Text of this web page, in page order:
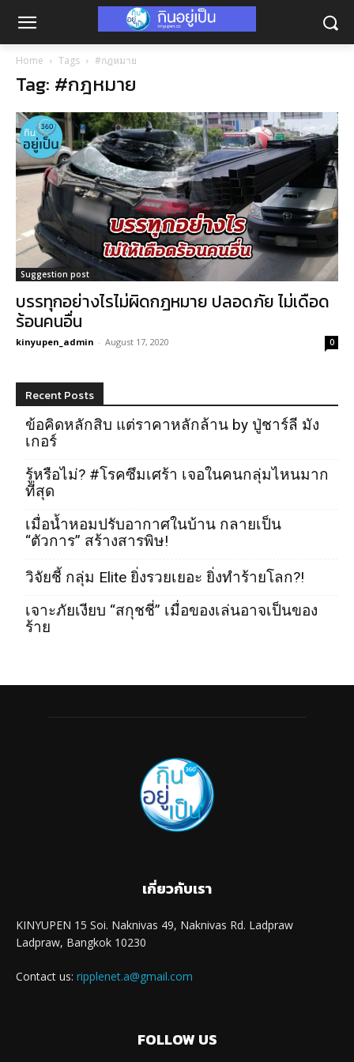
Home Tags #กฎหมาย
Tag: #กฎหมาย
Suggestion post
บรรทุกอย่างไรไม่ผิดกฎหมาย ปลอดภัย ไม่เดือด
ร้อนคนอื่น
kinyupen_admin - August 17, 2020 0
Recent Posts
ข้อคิดหลักสิบ แต่ราคาหลักล้าน by ปู่ชาร์ลี มัง
เกอร์
รู้หรือไม่? #โรคซึมเศร้า เจอในคนกลุ่มไหนมาก
ที่สุด
เมื่อน้ำหอมปรับอากาศในบ้าน กลายเป็น
“ตัวการ” สร้างสารพิษ!
วิจัยชี้ กลุ่ม Elite ยิ่งรวยเยอะ ยิ่งทำร้ายโลก?!
เจาะภัยเงียบ “สกุชชี่” เมื่อของเล่นอาจเป็นของ
ร้าย
เกี่ยวกับเรา
KINYUPEN 15 Soi. Naknivas 49, Naknivas Rd. Ladpraw
Ladpraw, Bangkok 10230
Contact us: ripplenet.a@gmail.com
FOLLOW US